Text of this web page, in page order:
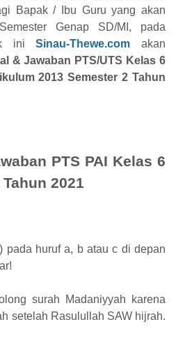
Bapak / Ibu Guru yang akan
Genap SD/MI, pada
iniSinau-Thewe.com akan
& Jawaban PTS/UTS Kelas 6
2013 Semester 2 Tahun
PTS PAI Kelas 6
2021
pada huruf a, b atau c di depan
surah Madaniyyah karena
setelah Rasulullah SAW hijrah.